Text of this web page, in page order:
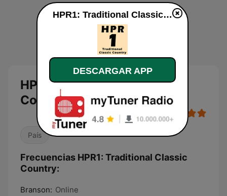
HPR1: Traditional Classic
Country
País
Frecuencias HPR1: Traditional Classic
Country:
Branson: Online
HPR1: Traditional Classic Country en línea
DESCARGAR APP